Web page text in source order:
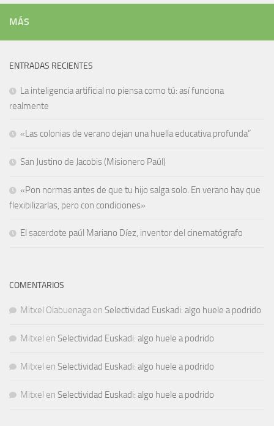
MÁS
ENTRADAS RECIENTES
La inteligencia artificial no piensa como tú: así funciona
realmente
«Las colonias de verano dejan una huella educativa profunda”
San Justino de Jacobis (Misionero Paúl)
«Pon normas antes de que tu hijo salga solo. En verano hay que
flexibilizarlas, pero con condiciones»
El sacerdote paúl Mariano Díez, inventor del cinematógrafo
COMENTARIOS
Mitxel Olabuenaga en Selectividad Euskadi: algo huele a podrido
Mitxel en Selectividad Euskadi: algo huele a podrido
Mitxel en Selectividad Euskadi: algo huele a podrido
Mitxel en Selectividad Euskadi: algo huele a podrido